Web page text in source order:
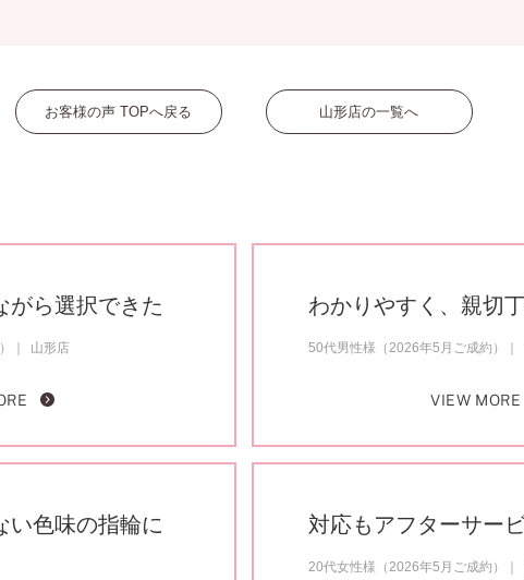
お客様の声 TOPへ戻る 山形店の一覧へ
がら選択できた
山形店
わかりやすく、親切
50代男性様（2026年5月ご成約）
VIEW MORE
い色味の指輪に 対応もアフターサー
20代女性様（2026年5月ご成約）